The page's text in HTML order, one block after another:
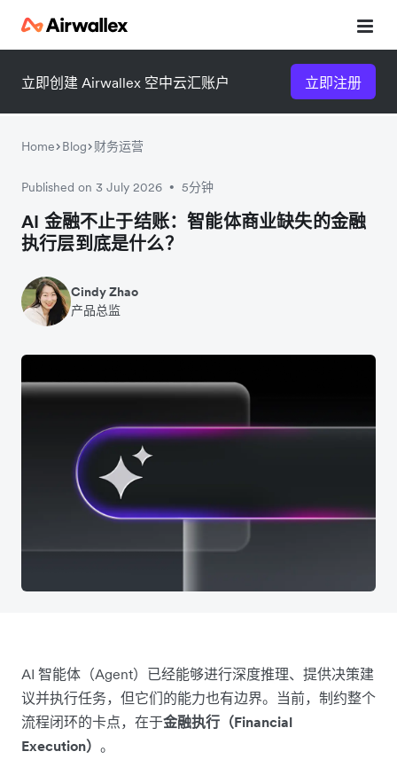
立即创建 Airwallex 空中云汇账户 立即注册
Home Blog 财务运营
Published on 3 July 2026 • 5分钟
AI 金融不止于结账：智能体商业缺失的金融
执行层到底是什么？
Cindy Zhao
产品总监
AI 智能体（Agent）已经能够进行深度推理、提供决策建
议并执行任务，但它们的能力也有边界。当前，制约整个
流程闭环的卡点，在于金融执行（Financial
Execution） 。
微信扫一扫，点击手机右上角
微信扫一扫，点击手机右上角